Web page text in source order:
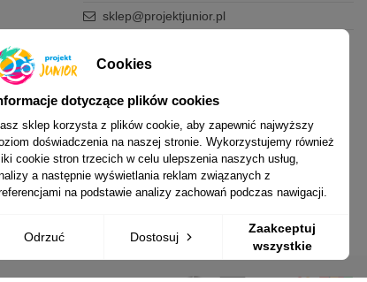
sklep@projektjunior.pl
poniedziałek - piątek: 11.00-19.00
niedziela (każda): nieczynne
Nie odpowiadamy na wiadomości SMS. W
sprawach dotyczących zamówień i oferty
prosimy o kontakt mailowy, telefoniczny lub
przez Messenger.
Cookies
dotyczące plików cookies
sklep korzysta z plików cookie, aby zapewnić najwyższy
doświadczenia na naszej stronie. Wykorzystujemy również
cookie stron trzecich w celu ulepszenia naszych usług,
a następnie wyświetlania reklam związanych z
na podstawie analizy zachowań podczas nawigacji.
Odrzuć Dostosuj
Zaakceptuj
wszystkie